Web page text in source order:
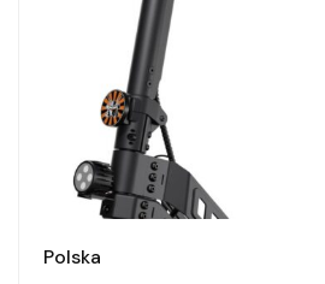
Polska